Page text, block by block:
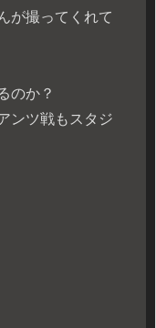
が撮ってくれて
のか？
ンツ戦もスタジ